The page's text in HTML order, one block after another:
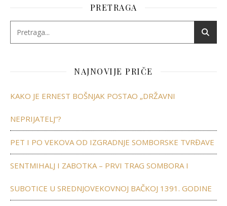
PRETRAGA
NAJNOVIJE PRIČE
KAKO JE ERNEST BOŠNJAK POSTAO „DRŽAVNI
NEPRIJATELJ“?
PET I PO VEKOVA OD IZGRADNJE SOMBORSKE TVRĐAVE
SENTMIHALJ I ZABOTKA – PRVI TRAG SOMBORA I
SUBOTICE U SREDNJOVEKOVNOJ BAČKOJ 1391. GODINE